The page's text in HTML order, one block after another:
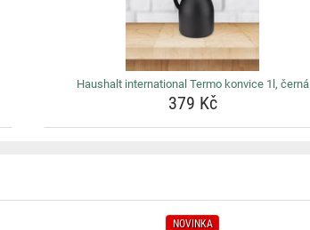
Haushalt international Termo konvice 1l, černá
379 Kč
NOVINKA